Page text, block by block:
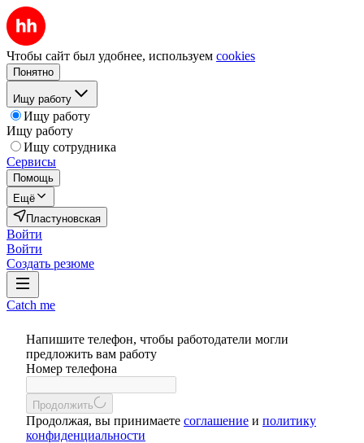
Чтобы сайт был удобнее, используем cookies
Понятно
Ищу работу
Ищу работу
Ищу работу
Ищу сотрудника
Сервисы
Помощь
Ещё
Пластуновская
Войти
Войти
Создать резюме
Catch me
Напишите телефон, чтобы работодатели могли
предложить вам работу
Номер телефона
Продолжить
Продолжая, вы принимаете соглашение и политику
конфиденциальности